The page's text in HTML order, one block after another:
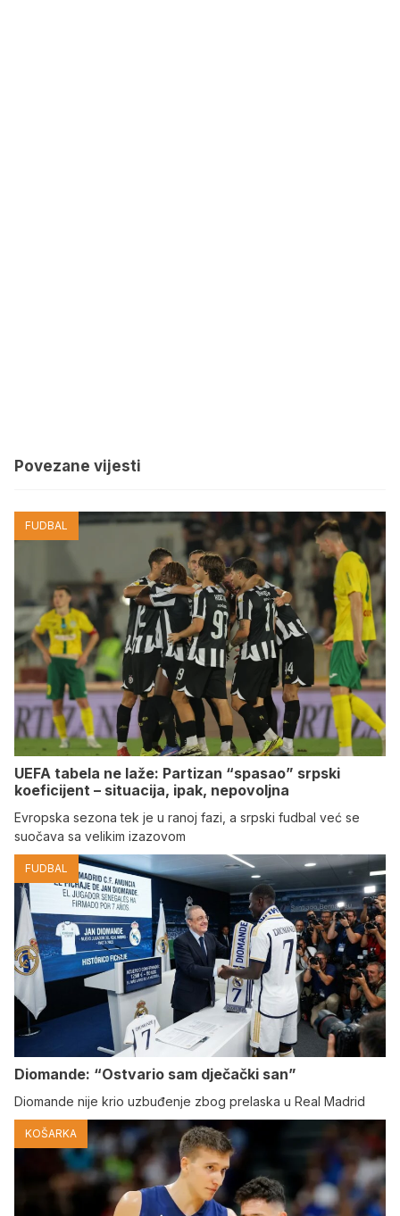
Povezane vijesti
FUDBAL
UEFA tabela ne laže: Partizan “spasao” srpski
koeficijent – situacija, ipak, nepovoljna
Evropska sezona tek je u ranoj fazi, a srpski fudbal već se
suočava sa velikim izazovom
FUDBAL
Diomande: “Ostvario sam dječački san”
Diomande nije krio uzbuđenje zbog prelaska u Real Madrid
KOŠARKA